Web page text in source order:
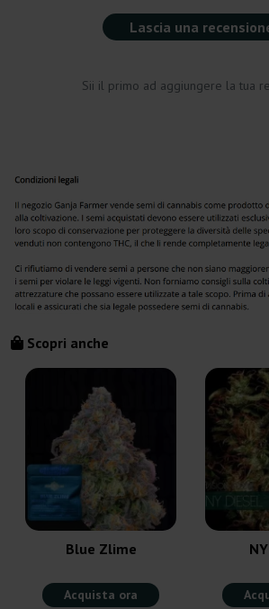
Lascia una
Sii il primo ad aggiungere la tua
Scopri anche
Blue Zlime
Acquista ora